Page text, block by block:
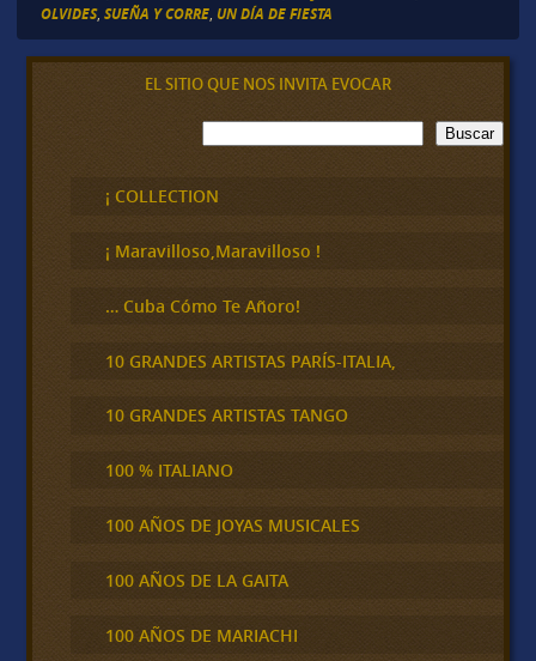
OLVIDES, SUEÑA Y CORRE, UN DÍA DE FIESTA
EL SITIO QUE NOS INVITA EVOCAR
B
u
c
a
Buscar
¡ COLLECTION
¡ Maravilloso,Maravilloso !
… Cuba Cómo Te Añoro!
10 GRANDES ARTISTAS PARÍS-ITALIA,
10 GRANDES ARTISTAS TANGO
100 % ITALIANO
100 AÑOS DE JOYAS MUSICALES
100 AÑOS DE LA GAITA
100 AÑOS DE MARIACHI